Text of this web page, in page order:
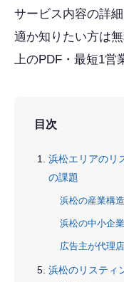
サービス内容の詳
適か知りたい方は
上のPDF・最短1営
目次
浜松エリアのリ
の課題
浜松の産業構
浜松の中小企
広告主が代理
浜松のリスティ